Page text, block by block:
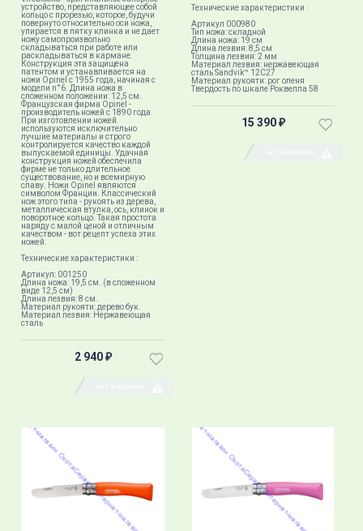
устройство, представляющее собой
кольцо с прорезью, которое, будучи
повернуто относительно оси ножа,
упирается в пятку клинка и не дает
ножу самопроизвольно
складываться при работе или
раскладываться в кармане.
Конструкция эта защищена
патентом и устанавливается на
ножи Opinel с 1955 года, начиная с
модели n°6. Длина ножа в
сложенном положении: 12,5 см.
Французская фирма Opinel -
производитель ножей с 1890 года.
При изготовлении ножей
используются исключительно
лучшие материалы и строго
контролируется качество каждой
выпускаемой единицы. Удачная
конструкция ножей обеспечила
фирме не только длительное
существование, но и всемирную
славу. Ножи Opinel являются
символом Франции. Классический
нож этого типа - рукоять из дерева,
металлическая втулка, ось, клинок и
поворотное кольцо. Такая простота
наряду с малой ценой и отличным
качеством - вот рецепт успеха этих
ножей.
Технические характеристики :
Артикул: 001250
Длина ножа: 19,5 см. (в сложенном
виде 12,5 см)
Длина лезвия: 8 см.
Материал рукояти: дерево бук.
Материал лезвия: Нержавеющая
сталь
2 940 ₽
Технические характеристики :
Артикул 000980
Тип ножа: складной
Длина ножа: 19 см
Длина лезвия: 8,5 см
Толщина лезвия: 2 мм
Материал лезвия: нержавеющая
сталь Sandvik™ 12С27
Материал рукояти: рог оленя
Твердость по шкале Роквелла 58
15 390 ₽